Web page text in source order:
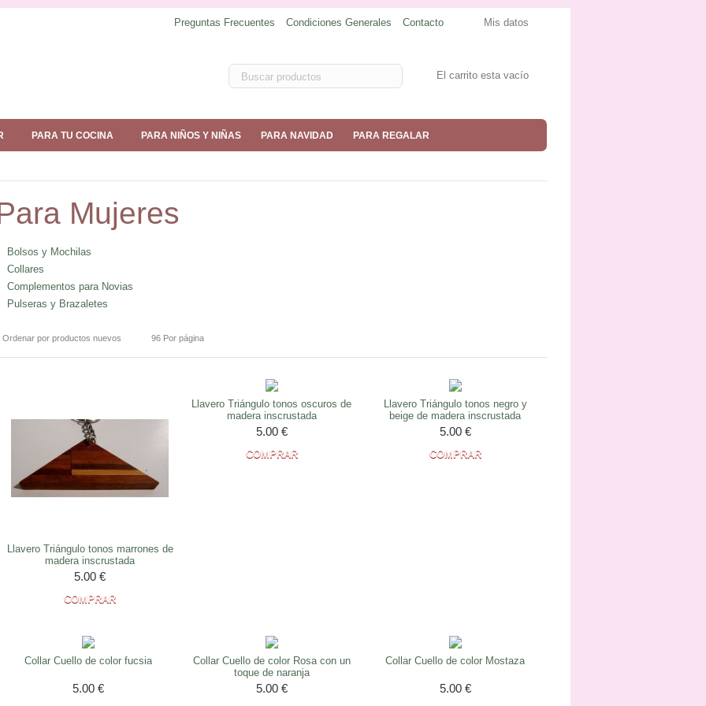
Mis datos
Preguntas Frecuentes Condiciones Generales Contacto
El carrito esta vacío
PARA TU COCINA PARA NIÑOS Y NIÑAS PARA NAVIDAD PARA REGALAR
Mujeres
Bolsos y Mochilas
Collares
Complementos para Novias
Pulseras y Brazaletes
Ordenar por productos nuevos 96 Por página
Llavero Triángulo tonos marrones de
madera inscrustada
5.00 €
Llavero Triángulo tonos oscuros de
madera inscrustada
5.00 €
Llavero Triángulo tonos negro y
beige de madera inscrustada
5.00 €
Collar Cuello de color fucsia
5.00 €
Collar Cuello de color Rosa con un
toque de naranja
5.00 €
Collar Cuello de color Mostaza
5.00 €